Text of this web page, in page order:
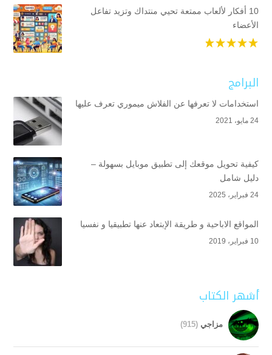
10 أفكار لألعاب ممتعة تحيي منتداك وتزيد تفاعل
الأعضاء
البرامج
استخدامات لا تعرفها عن الفلاش ميموري تعرف عليها
24 مايو، 2021
كيفية تحويل موقعك إلى تطبيق موبايل بسهولة –
دليل شامل
24 فبراير، 2025
المواقع الاباحية و طريقة الإبتعاد عنها تطبيقيا و نفسيا
10 فبراير، 2019
أشهر الكتاب
مزاجي (915)